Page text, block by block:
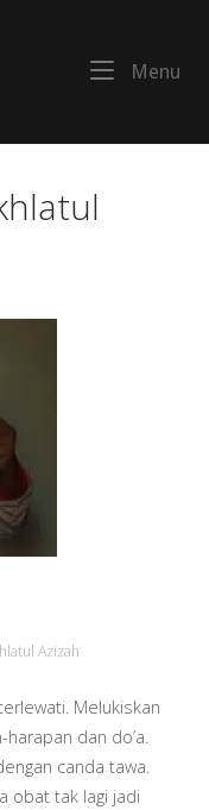
Menu
Azizah
Melukiskan
dan do’a.
canda tawa.
obat tak lagi jadi